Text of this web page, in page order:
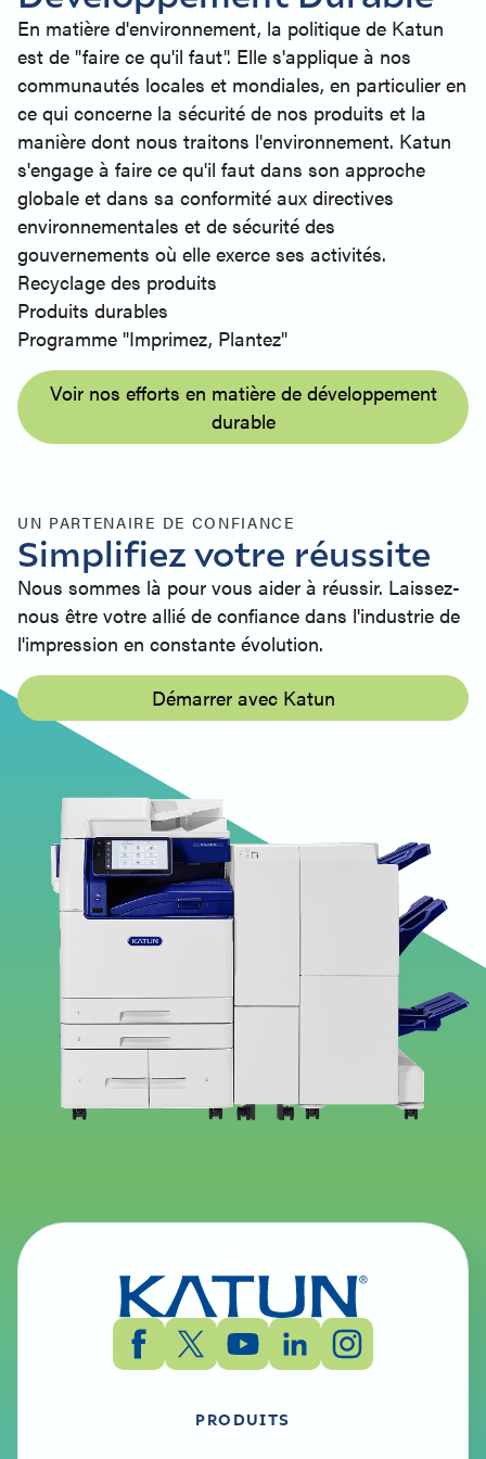
En matière d'environnement, la politique de Katun
est de "faire ce qu'il faut". Elle s'applique à nos
communautés locales et mondiales, en particulier en
ce qui concerne la sécurité de nos produits et la
manière dont nous traitons l'environnement. Katun
s'engage à faire ce qu'il faut dans son approche
globale et dans sa conformité aux directives
environnementales et de sécurité des
gouvernements où elle exerce ses activités.
Recyclage des produits
Produits durables
Programme "Imprimez, Plantez"
Voir nos efforts en matière de développement
durable
UN PARTENAIRE DE CONFIANCE
Simplifiez votre réussite
Nous sommes là pour vous aider à réussir. Laissez-
nous être votre allié de confiance dans l'industrie de
l'impression en constante évolution.
Démarrer avec Katun
PRODUITS